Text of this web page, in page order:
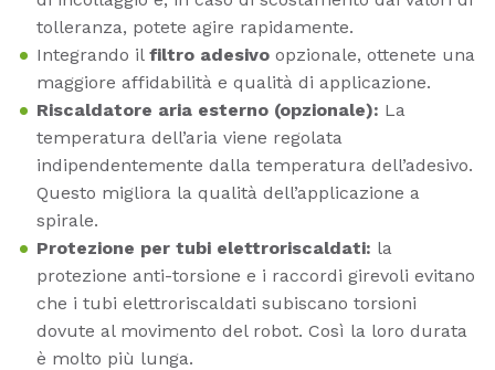
tolleranza, potete agire rapidamente.
Integrando il filtro adesivo opzionale, ottenete una
maggiore affidabilità e qualità di applicazione.
Riscaldatore aria esterno (opzionale): La
temperatura dell’aria viene regolata
indipendentemente dalla temperatura dell’adesivo.
Questo migliora la qualità dell’applicazione a
spirale.
Protezione per tubi elettroriscaldati: la
protezione anti-torsione e i raccordi girevoli evitano
che i tubi elettroriscaldati subiscano torsioni
dovute al movimento del robot. Così la loro durata
è molto più lunga.